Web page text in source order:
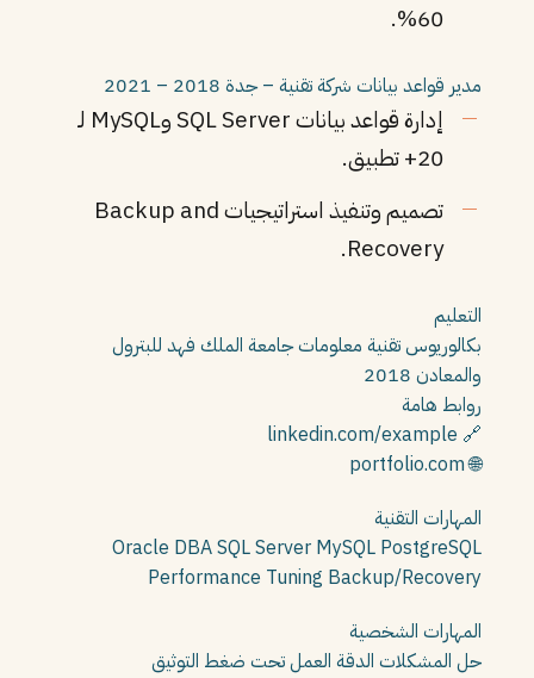
60%.
مدير قواعد بيانات شركة تقنية – جدة 2018 – 2021
إدارة قواعد بيانات SQL Server وMySQL لـ
20+ تطبيق.
تصميم وتنفيذ استراتيجيات Backup and
Recovery.
التعليم
بكالوريوس تقنية معلومات جامعة الملك فهد للبترول
والمعادن 2018
روابط هامة
🔗 linkedin.com/example
🌐 portfolio.com
المهارات التقنية
Oracle DBASQL Server MySQL PostgreSQL
Performance Tuning Backup/Recovery
المهارات الشخصية
حل المشكلات الدقة العمل تحت ضغط التوثيق